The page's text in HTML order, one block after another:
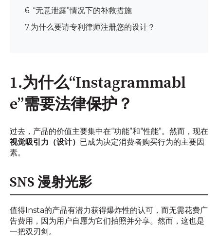
6. “无意泄露”情况下的补救措施
7.为什么要请专利律师注册您的设计？
1.为什么“Instagrammabl
e”需要法律保护？
过去，产品的价值主要集中在“功能”和“性能”。然而，现在
视觉吸引力（设计） 已成为决定消费者购买行为的主要因
素。
SNS 漫射光影
值得Insta的产品有潜力获得爆炸性的认可，而无需花费广
告费用，因为用户自愿为它们拍照并分享。然而，这也是
一把双刃剑。